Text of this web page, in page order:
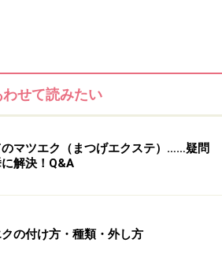
わせて読みたい
マツエク（まつげエクステ）……疑問
解決！Q&A
の付け方・種類・外し方